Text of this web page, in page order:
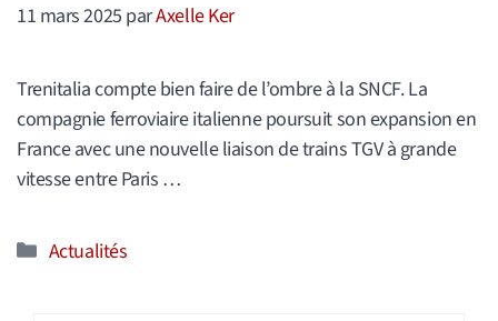
11 mars 2025 parAxelle Ker
Trenitalia compte bien faire de l’ombre à la SNCF. La
compagnie ferroviaire italienne poursuit son expansion en
France avec une nouvelle liaison de trains TGV à grande
vitesse entre Paris …
Catégories
Actualités